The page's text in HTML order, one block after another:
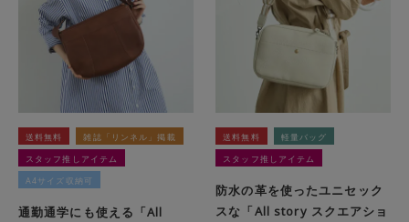
送料無料
雑誌「リンネル」掲載
スタッフ推しアイテム
A4サイズ収納可
通勤通学にも使える「All
送料無料
軽量バッグ
スタッフ推しアイテム
防水の革を使ったユニセック
スな「All story スクエアショ